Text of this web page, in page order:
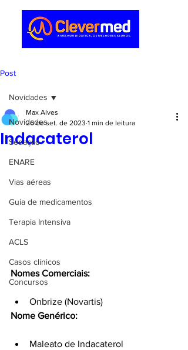
Post
Novidades
Sedação
ENARE
Vias aéreas
Guia de medicamentos
Terapia Intensiva
ACLS
Casos clínicos
Concursos
Novidades
Indacaterol
Max Alves
26 de set. de 2023 1 min de leitura
Nomes Comerciais:
Onbrize (Novartis)
Nome Genérico:
Maleato de Indacaterol